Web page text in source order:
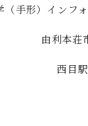
（手形）インフ
由利本荘
西目